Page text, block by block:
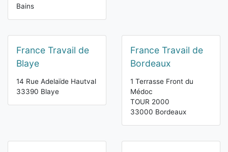
Bains
France Travail de
Blaye
14 Rue Adelaïde Hautval
33390 Blaye
France Travail de
Bordeaux
1 Terrasse Front du
Médoc
TOUR 2000
33000 Bordeaux